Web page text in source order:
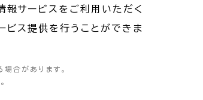
報サービスをご利用いただく
ビス提供を行うことができま
合があります。